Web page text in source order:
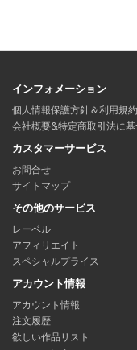
インフォメーション
個人情報保護方針＆利用規約
会社概要&特定商取引法に
カスタマーサービス
お問合せ
サイトマップ
その他のサービス
レーベル
アフィリエイト
スペシャルプライス
アカウント情報
アカウント情報
注文履歴
欲しい作品リスト